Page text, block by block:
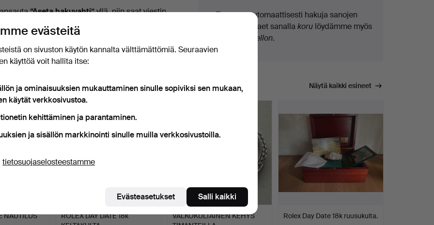
“Aseta hakuvahti”yllä, niin saat viestin
Teemme automaattisesti hakuja sanojen
osilla. Jos haet sanallakoru löydämme myös
kellon.
esineet, jotka vastaavat hakuasi Näytä kaikki esineet
NAUTILUS
ROLEX DAY DATE 18k
VALKOKULTAINEN KEHYS
Rolex Day Date 18k ruusukulta.
evästeitä
on sivuston käytön kannalta välttämättömiä. Seuraavien
käyttöä voit hallita itse:
ja ominaisuuksien mukauttaminen sinulle sopiviksi sen mukaan,
käytät verkkosivustoa.
kehittäminen ja parantaminen.
ja sisällön markkinointi sinulle muilla verkkosivustoilla.
tietosuojaselosteestamme
Evästeasetukset Salli kaikki